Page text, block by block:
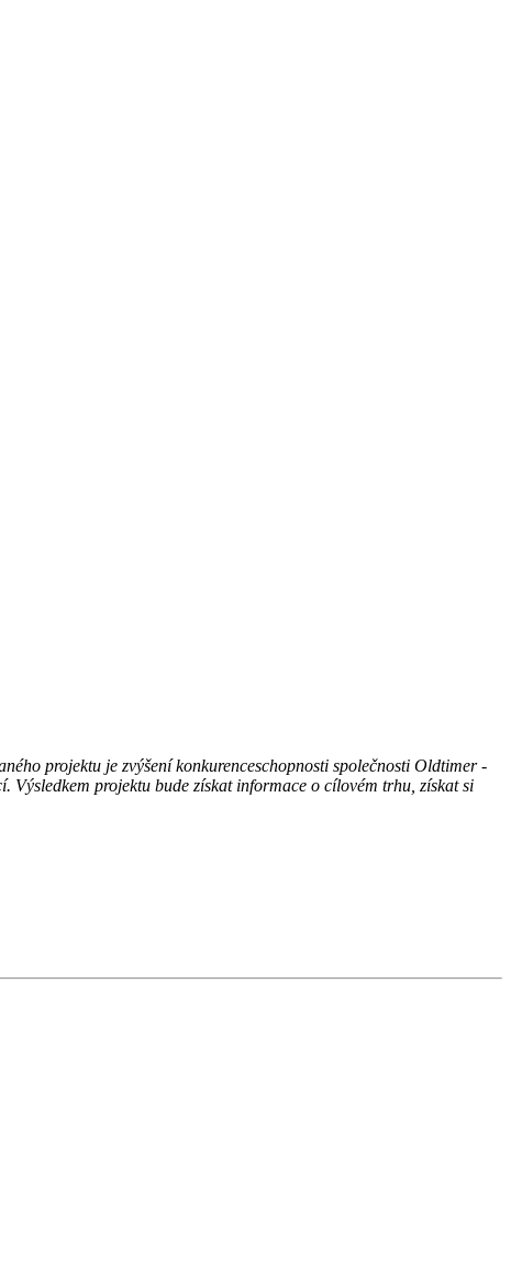
projektu je zvýšení konkurenceschopnosti společnosti Oldtimer -
projektu bude získat informace o cílovém trhu, získat si